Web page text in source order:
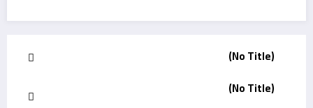
(No Title)
(No Title)